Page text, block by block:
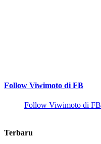
Follow Viwimoto di FB
Follow Viwimoto di FB
Terbaru